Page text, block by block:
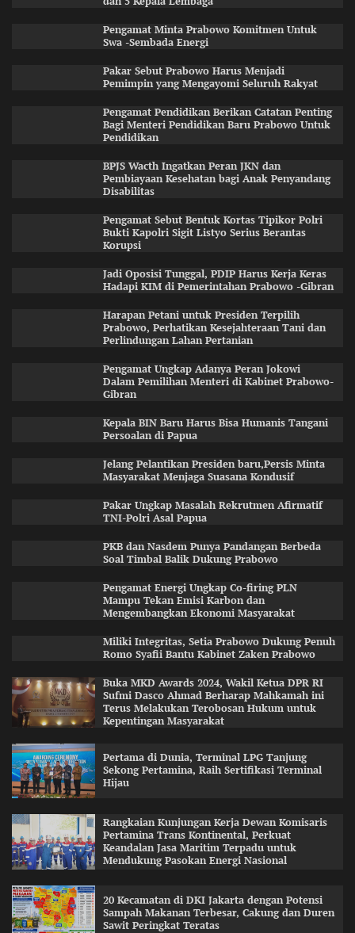
Pengamat Minta Prabowo Komitmen Untuk
Swa -Sembada Energi
Pakar Sebut Prabowo Harus Menjadi
Pemimpin yang Mengayomi Seluruh Rakyat
Pengamat Pendidikan Berikan Catatan Penting
Bagi Menteri Pendidikan Baru Prabowo Untuk
Pendidikan
BPJS Wacth Ingatkan Peran JKN dan
Pembiayaan Kesehatan bagi Anak Penyandang
Disabilitas
Pengamat Sebut Bentuk Kortas Tipikor Polri
Bukti Kapolri Sigit Listyo Serius Berantas
Korupsi
Jadi Oposisi Tunggal, PDIP Harus Kerja Keras
Hadapi KIM di Pemerintahan Prabowo -Gibran
Harapan Petani untuk Presiden Terpilih
Prabowo, Perhatikan Kesejahteraan Tani dan
Perlindungan Lahan Pertanian
Pengamat Ungkap Adanya Peran Jokowi
Dalam Pemilihan Menteri di Kabinet Prabowo-
Gibran
Kepala BIN Baru Harus Bisa Humanis Tangani
Persoalan di Papua
Jelang Pelantikan Presiden baru,Persis Minta
Masyarakat Menjaga Suasana Kondusif
Pakar Ungkap Masalah Rekrutmen Afirmatif
TNI-Polri Asal Papua
PKB dan Nasdem Punya Pandangan Berbeda
Soal Timbal Balik Dukung Prabowo
Pengamat Energi Ungkap Co-firing PLN
Mampu Tekan Emisi Karbon dan
Mengembangkan Ekonomi Masyarakat
Miliki Integritas, Setia Prabowo Dukung Penuh
Romo Syafii Bantu Kabinet Zaken Prabowo
Buka MKD Awards 2024, Wakil Ketua DPR RI
Sufmi Dasco Ahmad Berharap Mahkamah ini
Terus Melakukan Terobosan Hukum untuk
Kepentingan Masyarakat
Pertama di Dunia, Terminal LPG Tanjung
Sekong Pertamina, Raih Sertifikasi Terminal
Hijau
Rangkaian Kunjungan Kerja Dewan Komisaris
Pertamina Trans Kontinental, Perkuat
Keandalan Jasa Maritim Terpadu untuk
Mendukung Pasokan Energi Nasional
20 Kecamatan di DKI Jakarta dengan Potensi
Sampah Makanan Terbesar, Cakung dan Duren
Sawit Peringkat Teratas